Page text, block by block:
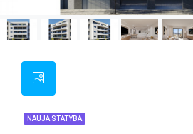
NAUJA STATYBA